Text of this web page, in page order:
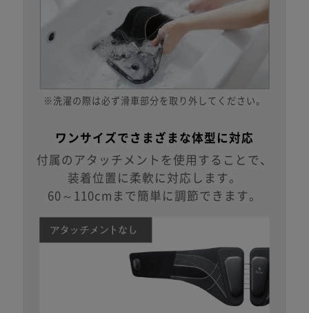
※洗濯の際は必ず滑車部分を 取り外してください。
ワンサイズでさまざまな体型に対応
付属のアタッチメントを使用することで、
装着位置に柔軟に対応します。
60～110cmまで簡単に調節できます。